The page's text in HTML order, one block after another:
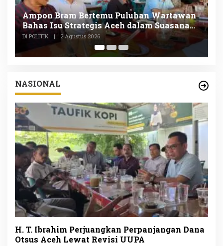
H.T. Ibrahim Pimpin Gerakan Nasional
Langit Biru Indonesia Asri di Banda Aceh
Di POLITIK, SOSIAL | 1 Agustus 2026
NASIONAL
H. T. Ibrahim Perjuangkan Perpanjangan Dana
Otsus Aceh Lewat Revisi UUPA